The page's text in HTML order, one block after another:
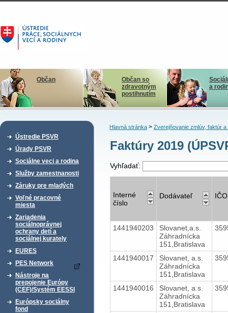
Občan
Občan so
zdravotným
postihnutím
a
Ústredie PSVR
Úrady PSVR
Sociálne veci a rodina
Služby zamestnanosti
Záruky pre mladých
Voľné pracovné
miesta
Zariadenia
sociálnoprávnej
ochrany detí a
sociálnej kurately
EURES
PES Network
Nástroje na
prepojenie Európy
(CEF)/Systém EESSI
Európsky sociálny
fond
Hlavná stránka> Zverejňovanie zmlúv, faktúr a
Faktúry 2019
Vyhľadať:
Interné
číslo
Dodávateľ IČO
1441940203
Slovanet,a.s.
Záhradnícka
151,Bratislava
1441940017
Slovanet, a.s.
Záhradnícka
151,Bratislava
1441940016
Slovanet, a.s.
Záhradnícka
151,Bratislava